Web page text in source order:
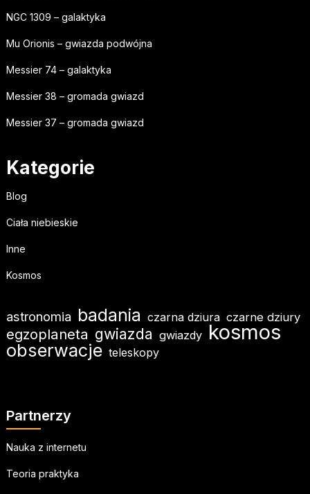
NGC 1309 – galaktyka
Mu Orionis – gwiazda podwójna
Messier 74 – galaktyka
Messier 38 – gromada gwiazd
Messier 37 – gromada gwiazd
Kategorie
Blog
Ciała niebieskie
Inne
Kosmos
astronomia badania czarna dziura czarne dziury
egzoplaneta gwiazda gwiazdy kosmos
obserwacje teleskopy
Partnerzy
Nauka z internetu
Teoria praktyka